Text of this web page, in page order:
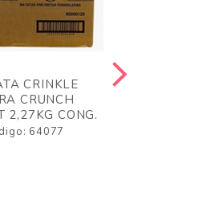
CRINKLE
CRUNCH
2,27KG CONG.
64077